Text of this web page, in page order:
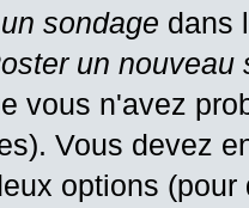
sondage dans
un nouveau
vous n'avez
Vous devez
options